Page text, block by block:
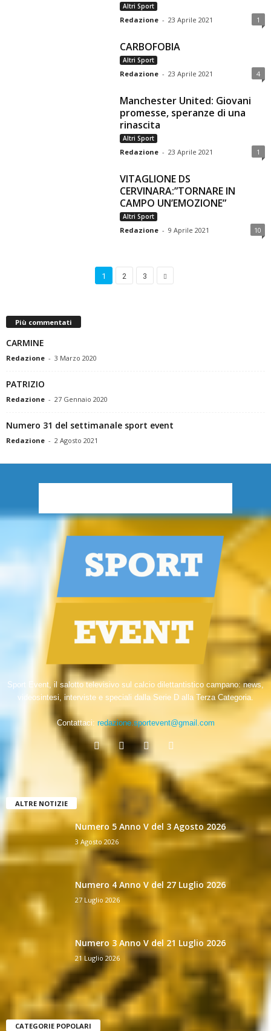
Altri Sport
Redazione - 23 Aprile 2021 1
CARBOFOBIA
Altri Sport
Redazione - 23 Aprile 2021 4
Manchester United: Giovani
promesse, speranze di una
rinascita
Altri Sport
Redazione - 23 Aprile 2021 1
VITAGLIONE DS
CERVINARA:”TORNARE IN
CAMPO UN’EMOZIONE”
Altri Sport
Redazione - 9 Aprile 2021 10
1 2 3
Più commentati
CARMINE
Redazione - 3 Marzo 2020
PATRIZIO
Redazione - 27 Gennaio 2020
Numero 31 del settimanale sport event
Redazione - 2 Agosto 2021
Sport Event, il salotto televisivo sul calcio dilettantistico campano: news,
videosintesi, interviste e speciali dalla Serie D alla Terza Categoria.
Contattaci: redazione.sportevent@gmail.com
ALTRE NOTIZIE
Numero 5 Anno V del 3 Agosto 2026
3 Agosto 2026
Numero 4 Anno V del 27 Luglio 2026
27 Luglio 2026
Numero 3 Anno V del 21 Luglio 2026
21 Luglio 2026
CATEGORIE POPOLARI